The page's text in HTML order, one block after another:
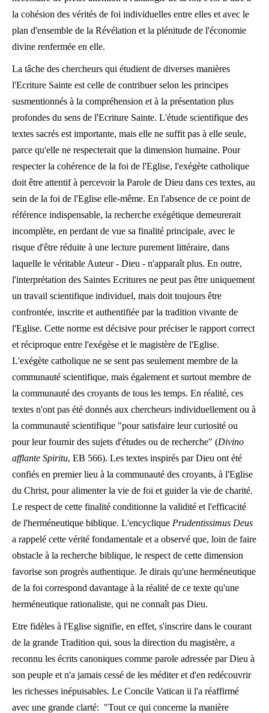
la cohésion des vérités de foi individuelles entre elles et avec le
plan d'ensemble de la Révélation et la plénitude de l'économie
divine renfermée en elle.
La tâche des chercheurs qui étudient de diverses manières
l'Ecriture Sainte est celle de contribuer selon les principes
susmentionnés à la compréhension et à la présentation plus
profondes du sens de l'Ecriture Sainte. L'étude scientifique des
textes sacrés est importante, mais elle ne suffit pas à elle seule,
parce qu'elle ne respecterait que la dimension humaine. Pour
respecter la cohérence de la foi de l'Eglise, l'exégète catholique
doit être attentif à percevoir la Parole de Dieu dans ces textes, au
sein de la foi de l'Eglise elle-même. En l'absence de ce point de
référence indispensable, la recherche exégétique demeurerait
incomplète, en perdant de vue sa finalité principale, avec le
risque d'être réduite à une lecture purement littéraire, dans
laquelle le véritable Auteur - Dieu - n'apparaît plus. En outre,
l'interprétation des Saintes Ecritures ne peut pas être uniquement
un travail scientifique individuel, mais doit toujours être
confrontée, inscrite et authentifiée par la tradition vivante de
l'Eglise. Cette norme est décisive pour préciser le rapport correct
et réciproque entre l'exégèse et le magistère de l'Eglise.
L'exégète catholique ne se sent pas seulement membre de la
communauté scientifique, mais également et surtout membre de
la communauté des croyants de tous les temps. En réalité, ces
textes n'ont pas été donnés aux chercheurs individuellement ou à
la communauté scientifique "pour satisfaire leur curiosité ou
pour leur fournir des sujets d'études ou de recherche" (Divino
afflante Spiritu, EB 566). Les textes inspirés par Dieu ont été
confiés en premier lieu à la communauté des croyants, à l'Eglise
du Christ, pour alimenter la vie de foi et guider la vie de charité.
Le respect de cette finalité conditionne la validité et l'efficacité
de l'herméneutique biblique. L'encyclique Prudentissimus Deus
a rappelé cette vérité fondamentale et a observé que, loin de faire
obstacle à la recherche biblique, le respect de cette dimension
favorise son progrès authentique. Je dirais qu'une herméneutique
de la foi correspond davantage à la réalité de ce texte qu'une
herméneutique rationaliste, qui ne connaît pas Dieu.
Etre fidèles à l'Eglise signifie, en effet, s'inscrire dans le courant
de la grande Tradition qui, sous la direction du magistère, a
reconnu les écrits canoniques comme parole adressée par Dieu à
son peuple et n'a jamais cessé de les méditer et d'en redécouvrir
les richesses inépuisables. Le Concile Vatican ii l'a réaffirmé
avec une grande clarté: "Tout ce qui concerne la manière